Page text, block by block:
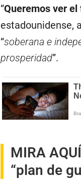
“Queremos ver
estadounidense,
“soberana e
prosperidad”.
MIRA
“plan de